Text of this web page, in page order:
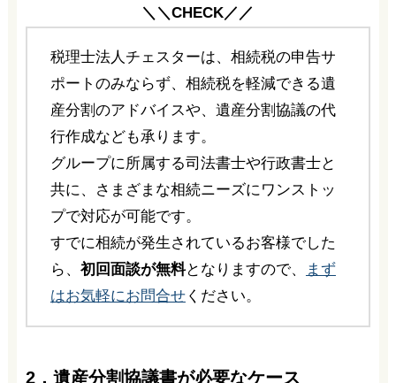
＼＼CHECK／／
税理士法人チェスターは、相続税の申告サ
ポートのみならず、相続税を軽減できる遺
産分割のアドバイスや、遺産分割協議の代
行作成なども承ります。
グループに所属する司法書士や行政書士と
共に、さまざまな相続ニーズにワンストッ
プで対応が可能です。
すでに相続が発生されているお客様でした
ら、 初回面談が無料となりますので、
まず
はお気軽にお問合せください。
2．遺産分割協議書が必要なケース